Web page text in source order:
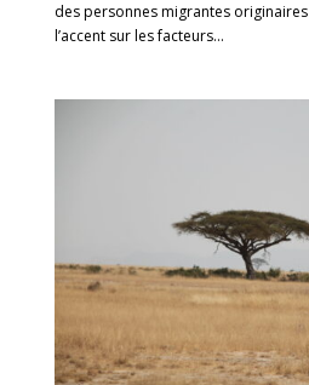
des personnes migrantes
l’accent sur les facteurs...